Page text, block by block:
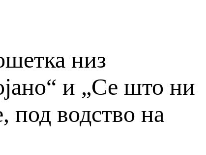
низ
и „Се што ни
под водство на